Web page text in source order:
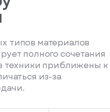
типов материалов
полного сочетания
техники приближены к
из-за